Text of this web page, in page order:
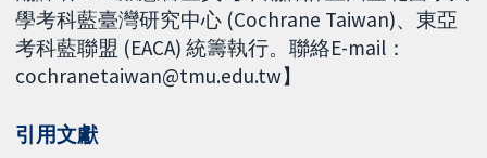
學考科藍臺灣研究中心 (Cochrane Taiwan)、東亞
考科藍聯盟 (EACA) 統籌執行。聯絡E-mail：
cochranetaiwan@tmu.edu.tw】
引用文獻